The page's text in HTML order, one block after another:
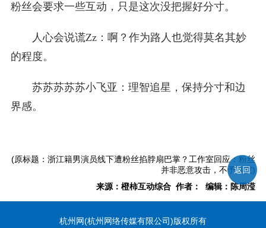
粉丝会要求一些互动，只是这次没把握好分寸。
人心会说谎Zz：啊？作为路人也觉得莫名其妙
的程度。
苏苏苏苏苏小飞亚：理智追星，保持分寸和边
界感。
(原标题：浙江籍男演员线下遭粉丝掐脖扇巴掌？工作室回应：粉丝
并非恶意攻击，不予追究)
来源：橙柿互动综合 作者： 编辑：陈周滢
杭州网(杭州网络传媒有限公司)版权所有
返回